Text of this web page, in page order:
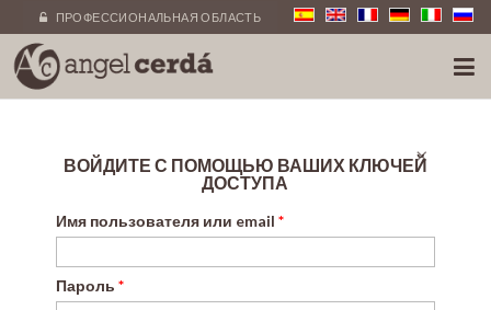
ПРОФЕССИОНАЛЬНАЯ ОБЛАСТЬ
ВОЙДИТЕ С ПОМОЩЬЮ ВАШИХ КЛЮЧЕЙ
ДОСТУПА
Имя пользователя или email *
Пароль *
×